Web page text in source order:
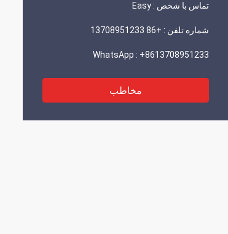
تماس با شخص : Easy
شماره تلفن : +86 13708951233
WhatsApp : +8613708951233
مخاطب